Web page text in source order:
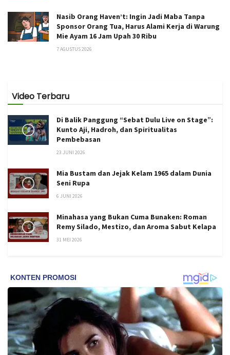
Nasib Orang Haven’t: Ingin Jadi Maba Tanpa
Sponsor Orang Tua, Harus Alami Kerja di Warung
Mie Ayam 16 Jam Upah 30 Ribu
7 AGUSTUS 2026
Video Terbaru
Di Balik Panggung “Sebat Dulu Live on Stage”:
Kunto Aji, Hadroh, dan Spiritualitas
Pembebasan
23 JUNI 2026
Mia Bustam dan Jejak Kelam 1965 dalam Dunia
Seni Rupa
6 JUNI 2026
Minahasa yang Bukan Cuma Bunaken: Roman
Remy Silado, Mestizo, dan Aroma Sabut Kelapa
31 MEI 2026